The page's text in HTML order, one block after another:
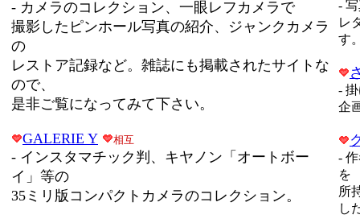
- カメラのコレクション、一眼レフカメラで
撮影したピンホール写真の紹介、ジャンクカメラ
の
レストア記録など。雑誌にも掲載されたサイトな
ので、
是非ご覧になってみて下さい。
GALERIE Y 相互
- インスタマチック判、キヤノン「オートボー
イ」等の
35ミリ版コンパクトカメラのコレクション。
-
レ
す
-
企
-
を
所
し